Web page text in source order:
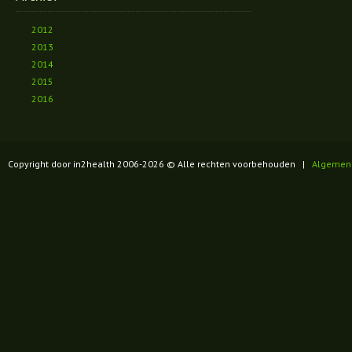
2012
2013
2014
2015
2016
Copyright door in2health 2006-2026 © Alle rechten voorbehouden |